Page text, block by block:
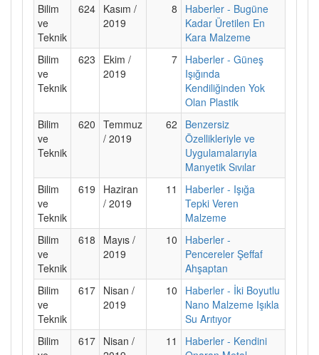
Bilim
ve
Teknik
624 Kasım /
2019
8
Haberler - Bugüne
Kadar Üretilen En
Kara Malzeme
Bilim
ve
Teknik
623
Ekim /
2019
7 Haberler - Güneş
Işığında
Kendiliğinden Yok
Olan Plastik
Bilim
ve
Teknik
620 Temmuz
/ 2019
62
Benzersiz
Özellikleriyle ve
Uygulamalarıyla
Manyetik Sıvılar
Bilim
ve
Teknik
619
Haziran
/ 2019
11
Haberler - Işığa
Tepki Veren
Malzeme
Bilim
ve
Teknik
618
Mayıs /
2019
10
Haberler -
Pencereler Şeffaf
Ahşaptan
Bilim
ve
Teknik
617 Nisan /
2019
10
Haberler - İki Boyutlu
Nano Malzeme Işıkla
Su Arıtıyor
Bilim
617 Nisan /
11
Haberler - Kendini